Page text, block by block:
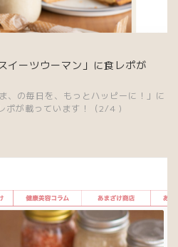
イーツウーマン」に食レポが
、の毎日を、もっとハッピーに！」に
ポが載っています！（2/4 )